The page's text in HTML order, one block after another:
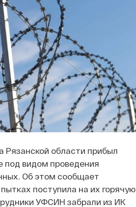
Рязанской области прибыл
под видом проведения
Об этом сообщает
поступила на их горячую
УФСИН забрали из ИК